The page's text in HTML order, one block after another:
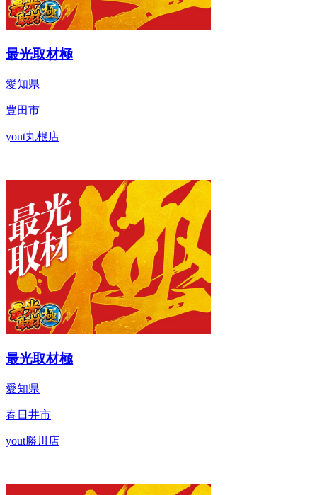
最光取材極
愛知県
豊田市
yout丸根店
最光取材極
愛知県
春日井市
yout勝川店